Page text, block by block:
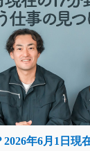
年6月1日現